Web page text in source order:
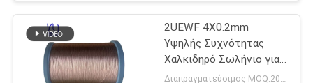
2UEWF 4X0.2mm
Υψηλής Συχνότητας
Χαλκιδηρό Σωλήνιο για
Μετασχηματιστή